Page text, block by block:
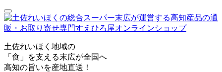
土佐れいほく地域の
「食」を支える末広が全国へ
高知の旨いを産地直送！